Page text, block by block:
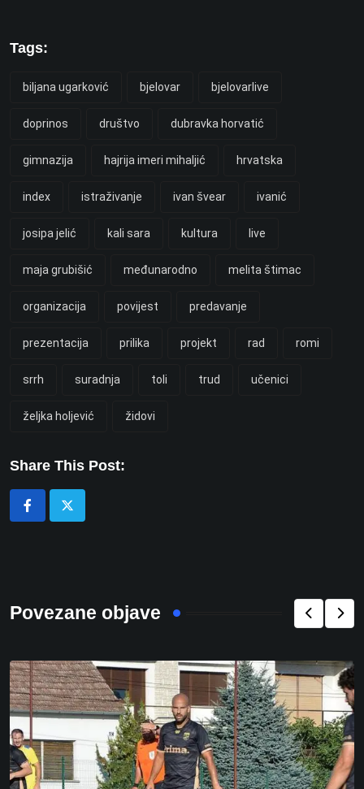
Tags:
biljana ugarković bjelovar bjelovarlive
doprinos društvo dubravka horvatić
gimnazija hajrija imeri mihaljić hrvatska
index istraživanje ivan švear ivanić
josipa jelić kali sara kultura live
maja grubišić međunarodno melita štimac
organizacija povijest predavanje
prezentacija prilika projekt rad romi
srrh suradnja toli trud učenici
željka holjević židovi
Share This Post:
Povezane objave